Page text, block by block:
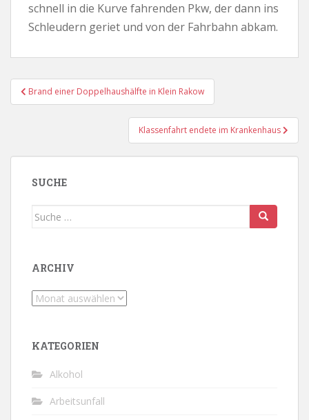
schnell in die Kurve fahrenden Pkw, der dann ins
Schleudern geriet und von der Fahrbahn abkam.
Beitragsnavigation
Brand einer Doppelhaushälfte in Klein Rakow
Klassenfahrt endete im Krankenhaus
SUCHE
Suche
ARCHIV
Archiv
KATEGORIEN
Alkohol
Arbeitsunfall